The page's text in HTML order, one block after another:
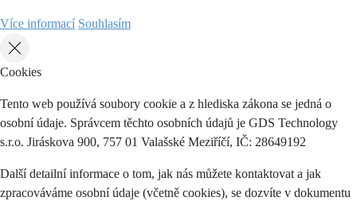
Více informací Souhlasím
Cookies
Tento web používá soubory cookie a z hlediska zákona se jedná o
osobní údaje. Správcem těchto osobních údajů je GDS Technology
s.r.o. Jiráskova 900, 757 01 Valašské Meziříčí, IČ: 28649192
Další detailní informace o tom, jak nás můžete kontaktovat a jak
zpracováváme osobní údaje (včetně cookies), se dozvíte v dokumentu